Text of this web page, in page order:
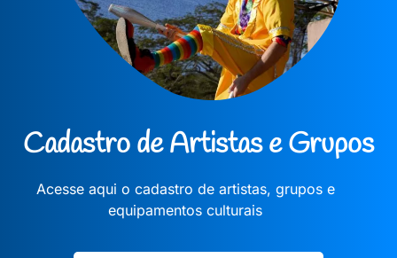
Cadastro de Artistas e Grupos
Acesse aqui o cadastro de artistas, grupos e
equipamentos culturais